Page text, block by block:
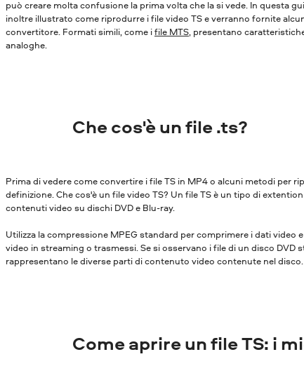
può creare molta confusione la prima volta che la si vede. In questa
inoltre illustrato come riprodurre i file video TS e verranno fornite
convertitore. Formati simili, come ifile MTS , presentano
analoghe.
Che cos'è un file .ts?
Prima di vedere come convertire i file TS in MP4 o alcuni metodi per
definizione. Che cos'è un file video TS? Un file TS è un tipo di
contenuti video su dischi DVD e Blu-ray.
Utilizza la compressione MPEG standard per comprimere i dati
video in streaming o trasmessi. Se si osservano i file di un disco DVD
rappresentano le diverse parti di contenuto video contenute nel disco.
Come aprire un file TS: i